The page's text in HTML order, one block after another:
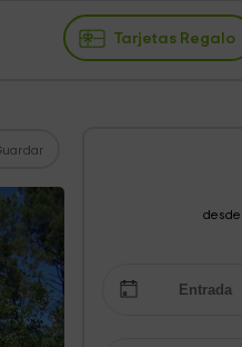
Tarjetas Regalo
desde